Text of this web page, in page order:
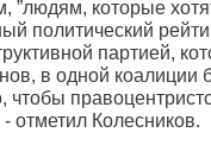
”людям, которые
политический
партией,
в одной коалиции
чтобы
отметил Колесников.